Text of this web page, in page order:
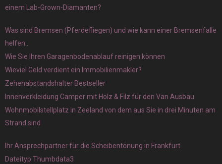
einem Lab-Grown-Diamanten?
Was sind Bremsen (Pferdefliegen) und wie kann einer Bremsenfalle
helfen..
Wie Sie Ihren Garagenbodenablauf reinigen können
Wieviel Geld verdient ein Immobilienmakler?
Zehenabstandshalter Bestseller
Innenverkleidung Camper mit Holz & Filz für den Van Ausbau
Wohnmobilstellplatz in Zeeland von dem aus Sie in drei Minuten am
Strand sind
Ihr Ansprechpartner für die Scheibentönung in Frankfurt
Dateityp Thumbdata3